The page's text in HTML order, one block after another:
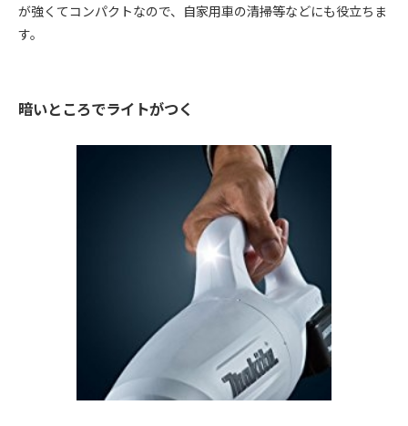
が強くてコンパクトなので、自家用車の清掃等などにも役立ちま
す。
暗いところでライトがつく